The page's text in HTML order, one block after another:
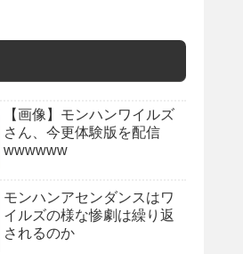
【画像】モンハンワイルズ
さん、今更体験版を配信
wwwwww
モンハンアセンダンスはワ
イルズの様な惨劇は繰り返
されるのか